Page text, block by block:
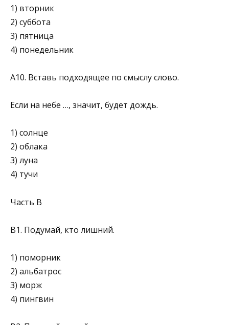
1) вторник
2) суббота
3) пятница
4) понедельник
А10. Вставь подходящее по смыслу слово.
Если на небе …, значит, будет дождь.
1) солнце
2) облака
3) луна
4) тучи
Часть В
В1. Подумай, кто лишний.
1) поморник
2) альбатрос
3) морж
4) пингвин